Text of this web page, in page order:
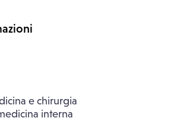
e chirurgia
interna